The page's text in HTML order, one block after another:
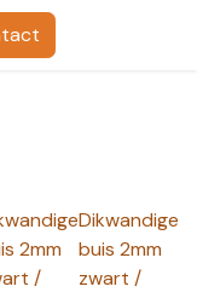
2mm
/
Dikwandige
buis 2mm
zwart /